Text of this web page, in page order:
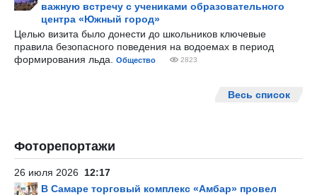
важную встречу с учениками образовательного
центра «Южный город»
Целью визита было донести до школьников ключевые
правила безопасного поведения на водоемах в период
формирования льда.
Общество 2823
Весь список
Фоторепортажи
26 июля 2026 12:17
В Самаре торговый комплекс «Амбар» провел